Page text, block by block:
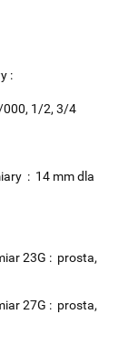
:
000, 1/2, 3/4
: 14 mm dla
23G : prosta,
27G : prosta,